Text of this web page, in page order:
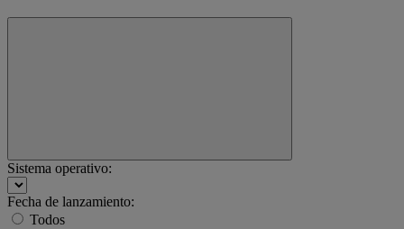
Sistema operativo:
Fecha de lanzamiento:
Todos